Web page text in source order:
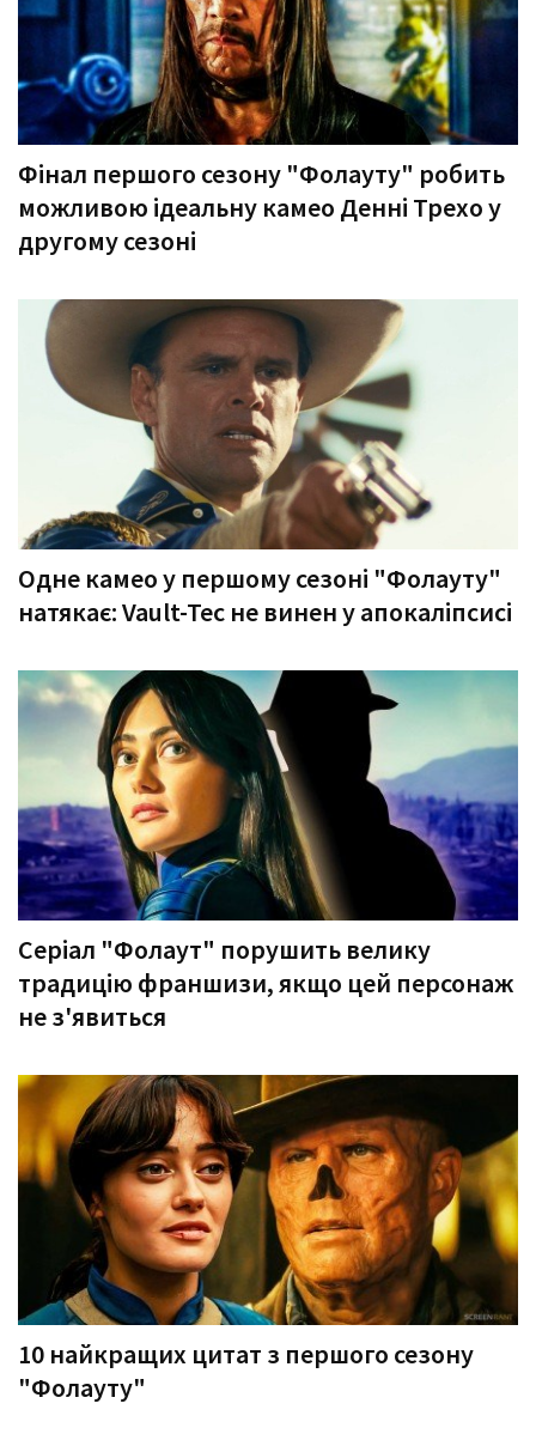
Фінал першого сезону "Фолауту" робить
можливою ідеальну камео Денні Трехо у
другому сезоні
Одне камео у першому сезоні "Фолауту"
натякає: Vault-Tec не винен у апокаліпсисі
Серіал "Фолаут" порушить велику
традицію франшизи, якщо цей персонаж
не з'явиться
10 найкращих цитат з першого сезону
"Фолауту"